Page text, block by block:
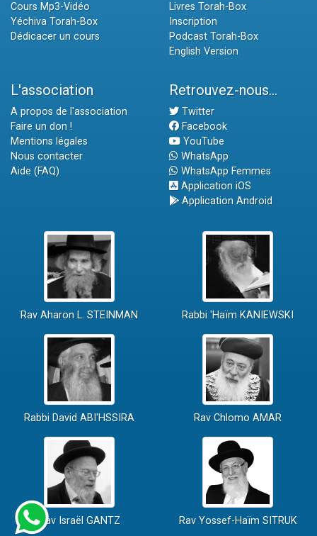
Cours Mp3-Vidéo
Yéchiva Torah-Box
Dédicacer un cours
Livres Torah-Box
Inscription
Podcast Torah-Box
English Version
L'association
A propos de l'association
Faire un don !
Mentions légales
Nous contacter
Aide (FAQ)
Retrouvez-nous...
Twitter
Facebook
YouTube
WhatsApp
WhatsApp Femmes
Application iOS
Application Android
Rav Aharon L. STEINMAN Rabbi 'Haïm KANIEWSKI
Rabbi David ABI'HSSIRA Rav Chlomo AMAR
Rav Israël GANTZ Rav Yossef-Haïm SITRUK